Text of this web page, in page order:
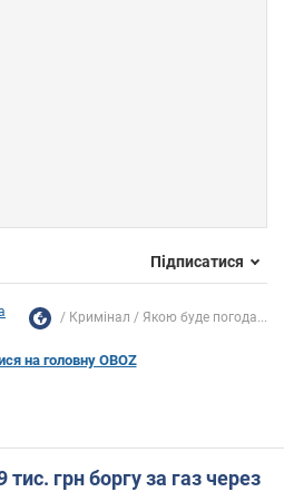
Підписатися
Кримінал Якою буде погода...
на головну OBOZ
грн боргу за газ через